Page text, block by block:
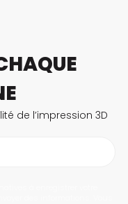
de l’impression 3D